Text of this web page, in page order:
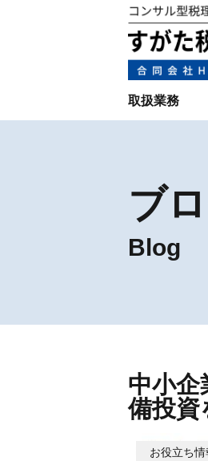
取扱業務
ブ
Blog
中小企
備投資
お役立ち情